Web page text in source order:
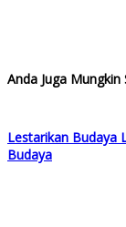
Anda Juga Mungkin
Lestarikan Budaya
Budaya